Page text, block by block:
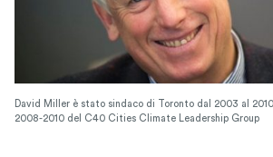
David Miller è stato sindaco di Toronto dal 2003 al
2008-2010 del C40 Cities Climate Leadership Group